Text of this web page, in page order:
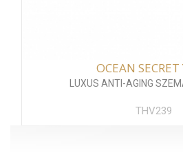
OCEAN SECRET
LUXUS ANTI-AGING
THV239